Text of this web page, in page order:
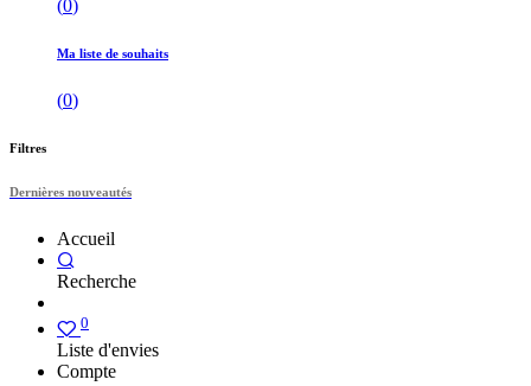
(0)
Ma liste de souhaits
(0)
Filtres
Dernières nouveautés
Accueil
Recherche
0
Liste d'envies
Compte